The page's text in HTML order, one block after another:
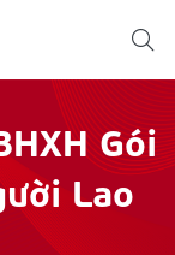
Gói
Lao